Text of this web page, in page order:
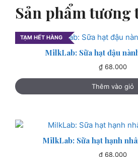
Sản phẩm tương
TẠM HẾT HÀNG
MilkLab: Sữa hạt đậu
₫ 68.000
Thêm vào giỏ
MilkLab: Sữa hạt hạnh
₫ 68.000